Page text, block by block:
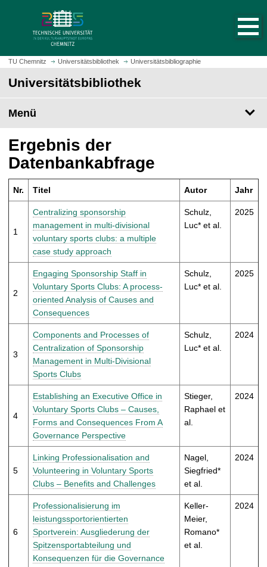
z
m
t
e
i
t
u
f
u
f
TU Chemnitz Universitätsbibliothek Universitätsbibliographie
Universitätsbibliothek
Menü
Ergebnis der
Datenbankabfrage
Nr. Titel Autor Jahr
1
Centralizing sponsorship
management in multi-divisional
voluntary sports clubs: a multiple
case study approach
Schulz,
Luc* et al.
2025
2
Engaging Sponsorship Staff in
Voluntary Sports Clubs: A process-
oriented Analysis of Causes and
Consequences
Schulz,
Luc* et al.
2025
3
Components and Processes of
Centralization of Sponsorship
Management in Multi-Divisional
Sports Clubs
Schulz,
Luc* et al.
2024
4
Establishing an Executive Office in
Voluntary Sports Clubs – Causes,
Forms and Consequences From A
Governance Perspective
Stieger,
Raphael et
al.
2024
5
Linking Professionalisation and
Volunteering in Voluntary Sports
Clubs – Benefits and Challenges
Nagel,
Siegfried*
et al.
2024
6
Professionalisierung im
leistungssportorientierten
Sportverein: Ausgliederung der
Spitzensportabteilung und
Konsequenzen für die Governance
Keller-
Meier,
Romano*
et al.
2024